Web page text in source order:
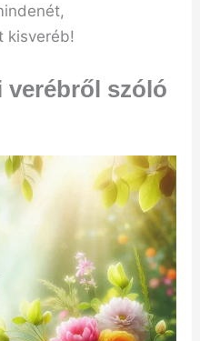
kisveréb!
verébről szóló